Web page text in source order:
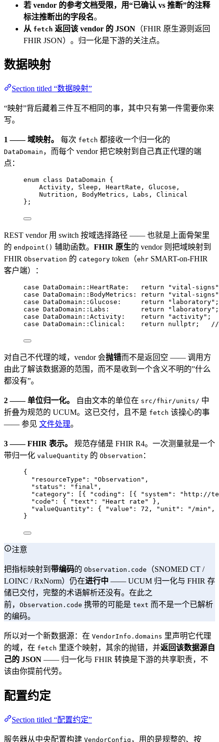
若 vendor 的参考文档受限，用“已确认 vs 推断”的注释
标注推断出的字段名。
从 fetch 返回该 vendor 的 JSON （FHIR 原生源则返回
FHIR JSON）。归一化是下游的关注点。
数据映射
Section titled “数据映射”
“映射”背后藏着三件互不相同的事，其中只有第一件需要你来
写。
1 —— 域映射。 每次 fetch 都接收一个归一化的
DataDomain ，而每个 vendor 把它映射到自己真正代理的端
点：
enum class DataDomain {
Activity , Sleep , HeartRate , Glucose ,
Nutrition , BodyMetrics , Labs , Clinical
};
REST vendor 用 switch 按域选择路径 —— 也就是上面骨架里
的 endpoint() 辅助函数。 FHIR 原生的 vendor 则把域映射到
FHIR Observation 的 category token（ehr SMART-on-FHIR
客户端）：
case DataDomain::HeartRate: return "vital-signs "
case DataDomain::BodyMetrics: return "vital-signs "
case DataDomain::Glucose: return " laboratory" ;
case DataDomain::Labs: return " laboratory" ;
case DataDomain::Activity: return " activity" ;
case DataDomain::Clinical: return nullptr ;
对自己不代理的域，vendor 会抛错而不是返回空 —— 调用方
由此了解该数据源的范围，而不是收到一个含义不明的”什么
都没有”。
2 —— 单位归一化。 自由文本的单位在 src/fhir/units/ 中
折叠为规范的 UCUM。这已交付，且不是 fetch 该操心的事
—— 参见 文件处理。
3 —— FHIR 表示。
规范存储是 FHIR R4。一次测量就是一个
带归一化 valueQuantity 的 Observation ：
{
"resourceType" : "Observation " ,
"status" : " final " ,
"category" : [{ "coding" : [{ "system" : " http://
"code" : { "text" : "Heart rate "
},
"valueQuantity" : { "value" : 72 , "unit" : " /min " ,
}
注意
把指标映射到 带编码的 Observation.code
（SNOMED CT /
LOINC / RxNorm）仍在进行中 —— UCUM 归一化与 FHIR 存
储已交付，完整的术语解析还没有。在此之
前， Observation.code 携带的可能是 text 而不是一个已解析
的编码。
所以对一个新数据源：在 VendorInfo.domains 里声明它代理
的域，在 fetch 里逐个映射，其余的抛错，并返回该数据源自
己的 JSON —— 归一化与 FHIR 转换是下游的共享职责，不
该由你提前代劳。
配置约定
Section titled “配置约定”
服务器从中央配置构建 VendorConfig ，用的是规整的、按